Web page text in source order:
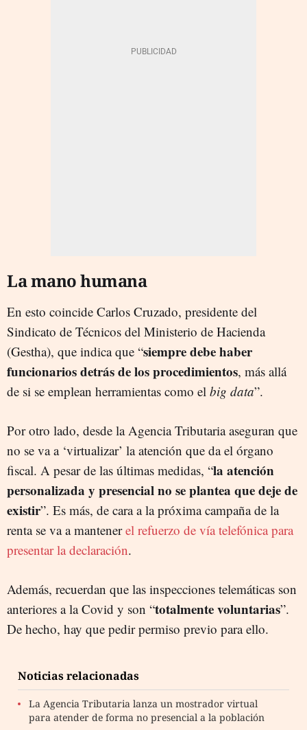
La mano humana
En esto coincide Carlos Cruzado, presidente del
Sindicato de Técnicos del Ministerio de Hacienda
(Gestha), que indica que “siempre debe haber
funcionarios detrás de los procedimientos, más allá
de si se emplean herramientas como el big data”.
Por otro lado, desde la Agencia Tributaria aseguran que
no se va a ‘virtualizar’ la atención que da el órgano
fiscal. A pesar de las últimas medidas, “la atención
personalizada y presencial no se plantea que deje de
existir”. Es más, de cara a la próxima campaña de la
renta se va a mantenerel refuerzo de vía telefónica para
presentar la declaración.
Además, recuerdan que las inspecciones telemáticas son
anteriores a la Covid y son “totalmente voluntarias”.
De hecho, hay que pedir permiso previo para ello.
Noticias relacionadas
La Agencia Tributaria lanza un mostrador virtual
para atender de forma no presencial a la población